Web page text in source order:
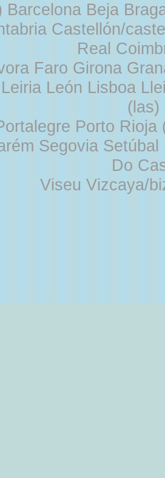
Barcelona Beja
Castellón/
Real
Faro Girona
León Lisboa
Porto
Segovia
Do
Viseu Vizcaya/